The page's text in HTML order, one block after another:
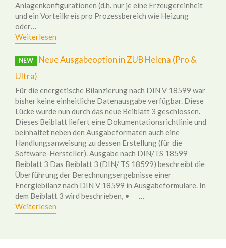
Anlagenkonfigurationen (d.h. nur je eine Erzeugereinheit
und ein Vorteilkreis pro Prozessbereich wie Heizung
oder…
Weiterlesen
NEW
Neue Ausgabeoption in ZUB Helena (Pro &
Ultra)
Für die energetische Bilanzierung nach DIN V 18599 war
bisher keine einheitliche Datenausgabe verfügbar. Diese
Lücke wurde nun durch das neue Beiblatt 3 geschlossen.
Dieses Beiblatt liefert eine Dokumentationsrichtlinie und
beinhaltet neben den Ausgabeformaten auch eine
Handlungsanweisung zu dessen Erstellung (für die
Software-Hersteller). Ausgabe nach DIN/TS 18599
Beiblatt 3 Das Beiblatt 3 (DIN/ TS 18599) beschreibt die
Überführung der Berechnungsergebnisse einer
Energiebilanz nach DIN V 18599 in Ausgabeformulare. In
dem Beiblatt 3 wird beschrieben, • …
Weiterlesen